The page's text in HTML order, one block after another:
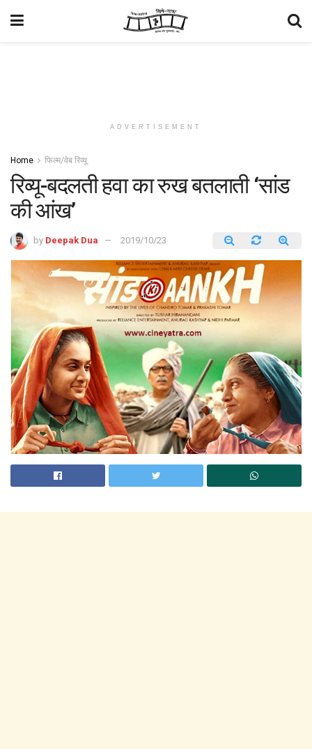
ADVERTISEMENT
Home फिल्म/वेब रिव्यू
रिव्यू-बदलती हवा का रुख बतलाती ‘सांड
की आंख’
by Deepak Dua 2019/10/23